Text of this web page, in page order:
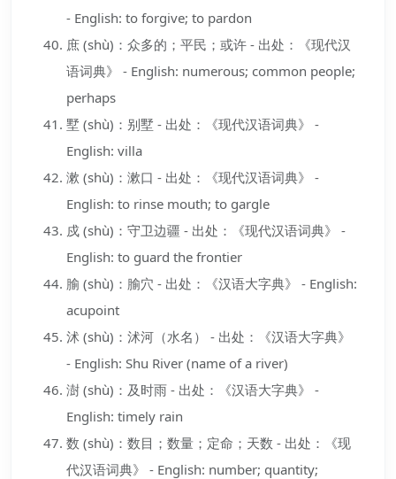
- English: to forgive; to pardon
庶 (shù)：众多的；平民；或许 - 出处：《现代汉
语词典》 - English: numerous; common people;
perhaps
墅 (shù)：别墅 - 出处：《现代汉语词典》 -
English: villa
漱 (shù)：漱口 - 出处：《现代汉语词典》 -
English: to rinse mouth; to gargle
戍 (shù)：守卫边疆 - 出处：《现代汉语词典》 -
English: to guard the frontier
腧 (shù)：腧穴 - 出处：《汉语大字典》 - English:
acupoint
沭 (shù)：沭河（水名） - 出处：《汉语大字典》
- English: Shu River (name of a river)
澍 (shù)：及时雨 - 出处：《汉语大字典》 -
English: timely rain
数 (shù)：数目；数量；定命；天数 - 出处：《现
代汉语词典》 - English: number; quantity;